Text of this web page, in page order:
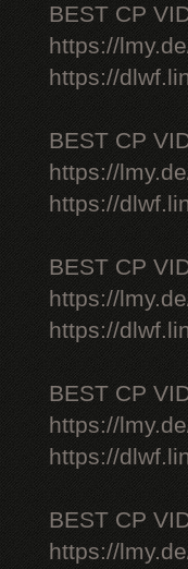
BEST CP
https://
https://
BEST CP
https://
https://
BEST CP
https://
https://
BEST CP
https://
https://
BEST CP
https://